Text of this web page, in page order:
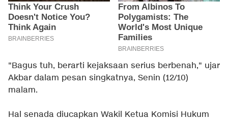
"Bagus tuh, berarti kejaksaan serius berbenah," ujar
Akbar dalam pesan singkatnya, Senin (12/10)
malam.
Hal senada diucapkan Wakil Ketua Komisi Hukum